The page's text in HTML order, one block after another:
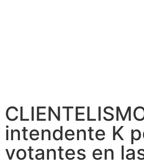
intendente K
votantes en